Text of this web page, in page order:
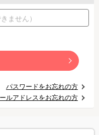
パスワードをお忘れの方
ルアドレスをお忘れの方